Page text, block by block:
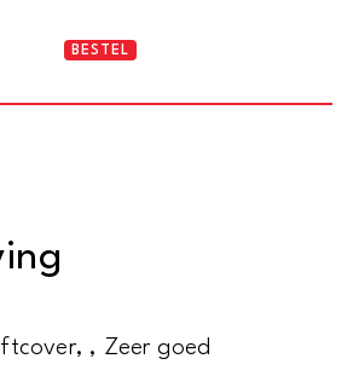
De
BESTEL
, Zeer goed